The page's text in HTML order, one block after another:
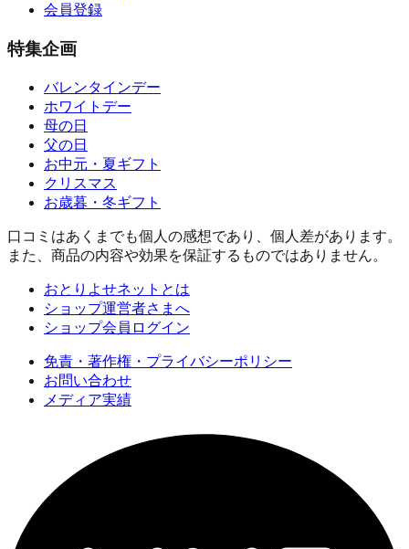
会員登録
特集企画
バレンタインデー
ホワイトデー
母の日
父の日
お中元・夏ギフト
クリスマス
お歳暮・冬ギフト
口コミはあくまでも個人の感想であり、個人差があります。
また、商品の内容や効果を保証するものではありません。
おとりよせネットとは
ショップ運営者さまへ
ショップ会員ログイン
免責・著作権・プライバシーポリシー
お問い合わせ
メディア実績